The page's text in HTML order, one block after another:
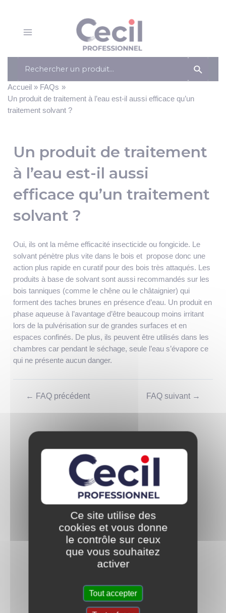
contenu
Menu
Search
for:
Accueil
FAQs
Un produit de traitement à l’eau est-il aussi efficace qu’un
traitement solvant ?
Un produit de traitement
à l’eau est-il aussi
efficace qu’un traitement
solvant ?
Oui, ils ont la même efficacité insecticide ou fongicide. Le
solvant pénètre plus vite dans le bois et propose donc une
action plus rapide en curatif pour des bois très attaqués. Les
produits à base de solvant sont aussi recommandés sur les
bois tanniques (comme le chêne ou le châtaignier) qui
forment des taches brunes en présence d’eau. Un produit en
phase aqueuse à l’avantage d’être beaucoup moins irritant
lors de la pulvérisation sur de grandes surfaces et en
espaces confinés. De plus, ils peuvent être utilisés dans les
chambres car pendant le séchage, seule l’eau s’évapore ce
qui ne présente aucun danger.
Navigation
← FAQ précédent FAQ suivant →
Fabriquée en France
Au service des artisans
multimétiers & des
Réservée aux négoces
matériaux
Des solutions pour
Ce site utilise des
cookies et vous donne
le contrôle sur ceux
que vous souhaitez
activer
Tout accepter